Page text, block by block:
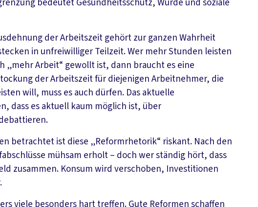
bedeutet Gesundheitsschutz, Würde und soziale
der Arbeitszeit gehört zur ganzen Wahrheit
in unfreiwilliger Teilzeit. Wer mehr Stunden leisten
„mehr Arbeit“ gewollt ist, dann braucht es eine
der Arbeitszeit für diejenigen Arbeitnehmer, die
will, muss es auch dürfen. Das aktuelle
dass es aktuell kaum möglich ist, über
betrachtet ist diese „Reformrhetorik“ riskant. Nach den
mühsam erholt – doch wer ständig hört, dass
zusammen. Konsum wird verschoben, Investitionen